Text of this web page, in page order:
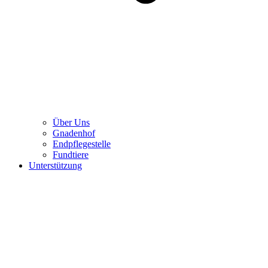
Über Uns
Gnadenhof
Endpflegestelle
Fundtiere
Unterstützung